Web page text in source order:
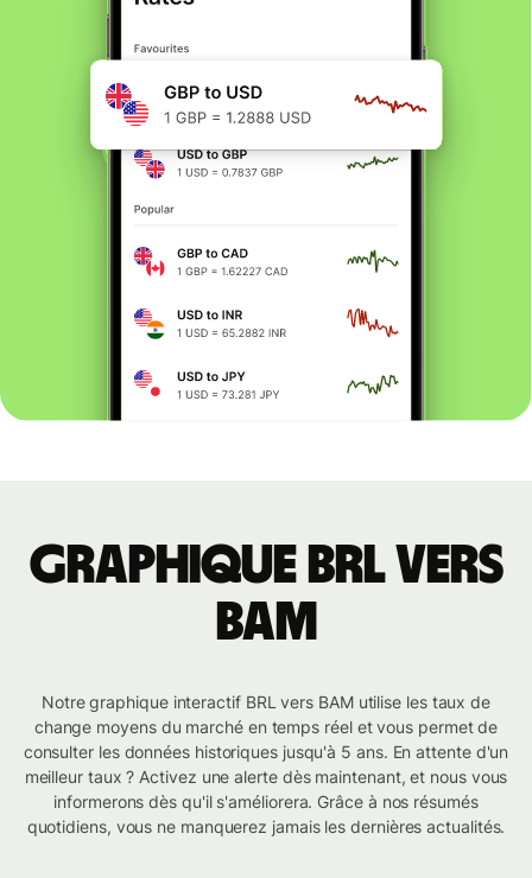
Graphique BRL vers
BAM
Notre graphique interactif BRL vers BAM utilise les taux de
change moyens du marché en temps réel et vous permet de
consulter les données historiques jusqu'à 5 ans. En attente d'un
meilleur taux ? Activez une alerte dès maintenant, et nous vous
informerons dès qu'il s'améliorera. Grâce à nos résumés
quotidiens, vous ne manquerez jamais les dernières actualités.